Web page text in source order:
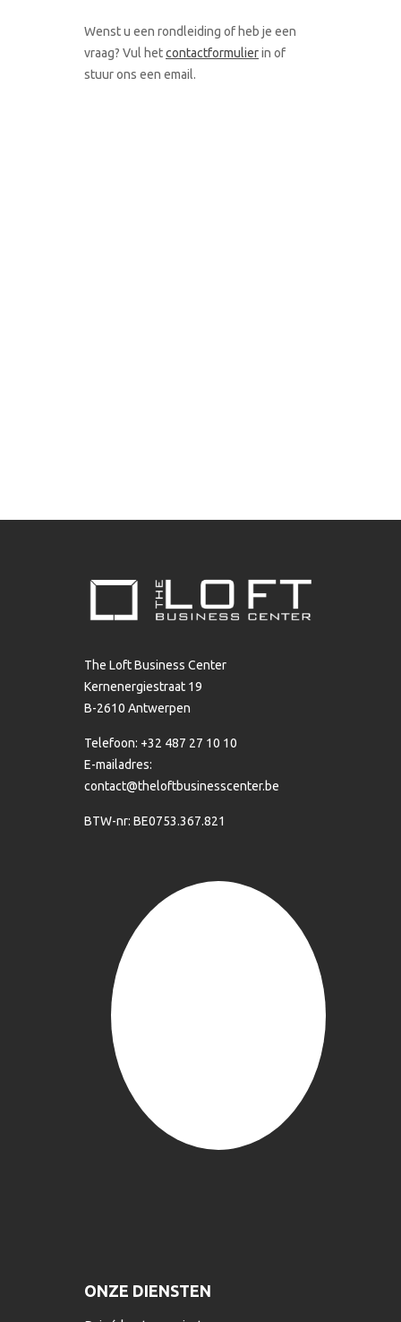
Wenst u een rondleiding of heb je een
vraag? Vul hetcontactformulierin of
stuur ons een email.
The Loft Business Center
Kernenergiestraat 19
B-2610 Antwerpen
Telefoon: +32 487 27 10 10
E-mailadres:
contact@theloftbusinesscenter.be
BTW-nr: BE0753.367.821
ONZE DIENSTEN